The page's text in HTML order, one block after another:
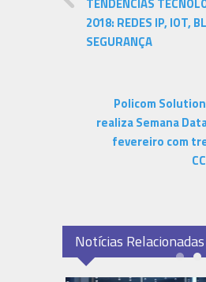
TENDÊNCIAS
2018: REDES IP, IOT,
SEGURANÇA
Policom
realiza Semana
fevereiro com
Notícias Relacionadas